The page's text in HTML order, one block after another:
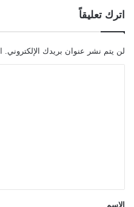
اترك تعليقاً
لن يتم نشر عنوان بريدك الإلكتروني.
*الاسم